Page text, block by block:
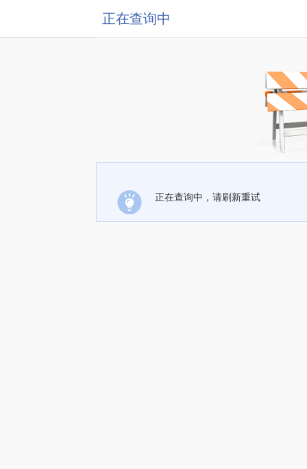
正在查询中
正在查询中，请刷新重试